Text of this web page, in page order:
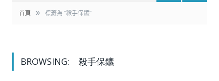
首頁 » 標籤為 "殺手保鑣"
BROWSING: 殺手保鑣